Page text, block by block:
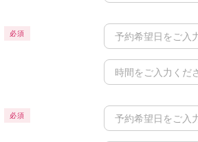
必須
必須